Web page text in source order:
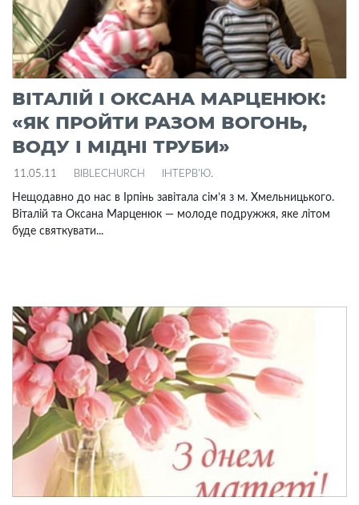
ВІТАЛІЙ І ОКСАНА МАРЦЕНЮК:
«ЯК ПРОЙТИ РАЗОМ ВОГОНЬ,
ВОДУ І МІДНІ ТРУБИ»
11.05.11 BIBLECHURCH ІНТЕРВ'Ю.
Нещодавно до нас в Ірпінь завітала сім’я з м. Хмельницького.
Віталій та Оксана Марценюк — молоде подружжя, яке літом
буде святкувати...